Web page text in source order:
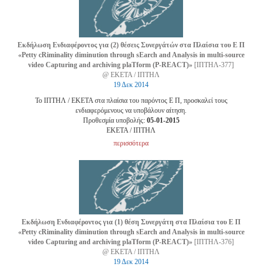
Εκδήλωση Ενδιαφέροντος για (2) θέσεις Συνεργάτών στα Πλαίσια του Ε Π
«Petty cRiminality diminution through sEarch and Analysis in multi-source
video Capturing and archiving plaTform (P-REACT)» [ΙΠΤΗΛ-377]
@ ΕΚΕΤΑ / ΙΠΤΗΛ
19 Δεκ 2014
Το ΙΠΤΗΛ / ΕΚΕΤΑ στα πλαίσια του παρόντος Ε Π, προσκαλεί τους
ενδιαφερόμενους να υποβάλουν αίτηση.
Προθεσμία υποβολής: 05-01-2015
EKETA / ΙΠΤΗΛ
περισσότερα
Εκδήλωση Ενδιαφέροντος για (1) θέση Συνεργάτη στα Πλαίσια του Ε Π
«Petty cRiminality diminution through sEarch and Analysis in multi-source
video Capturing and archiving plaTform (P-REACT)» [ΙΠΤΗΛ-376]
@ ΕΚΕΤΑ / ΙΠΤΗΛ
19 Δεκ 2014